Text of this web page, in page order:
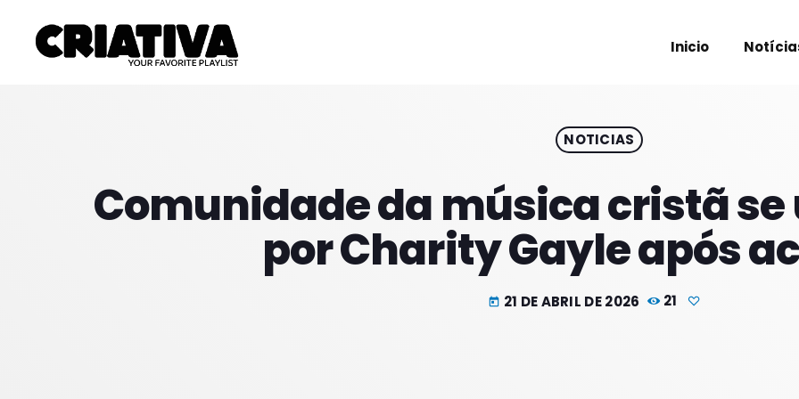
Inicio
NOTICIAS
Comunidade da música cristã se
por Charity Gayle após
today 21 DE ABRIL DE 2026 21